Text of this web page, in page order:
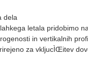
dela
letala pridobimo
in vertikalnih
za vkljucÌŒitev